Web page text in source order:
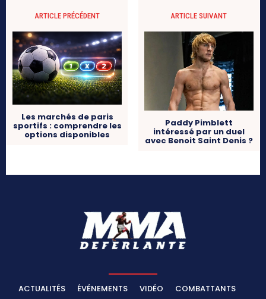
ARTICLE PRÉCÉDENT
Les marchés de paris
sportifs : comprendre les
options disponibles
ARTICLE SUIVANT
Paddy Pimblett
intéressé par un duel
avec Benoit Saint Denis ?
ACTUALITÉS ÉVÉNEMENTS VIDÉO
COMBATTANTS